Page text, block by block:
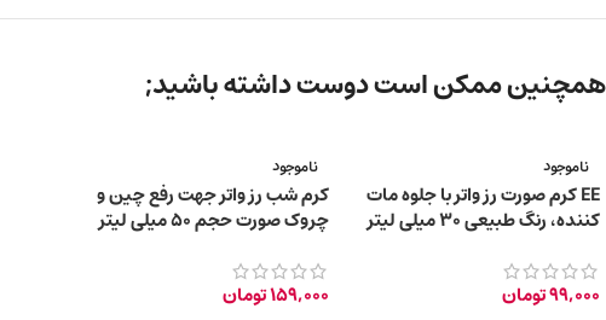
همچنین ممکن است دوست داشته باشید;
ناموجود
EE کرم صورت رز واتر با جلوه مات
کننده، رنگ طبیعی 30 میلی لیتر
99,000تومان
ناموجود
کرم شب رز واتر جهت رفع چین و
چروک صورت حجم 50 میلی لیتر
159,000تومان